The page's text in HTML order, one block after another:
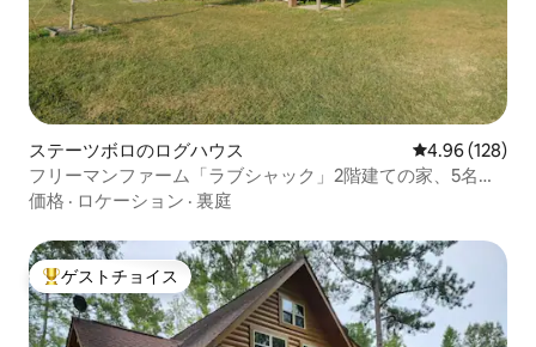
ステーツボロのログハウス レビュー128
4.96 (128)
フリーマンファーム「ラブシャック」2階建ての家、5名様
または1名様用。
価格 · ロケーション · 裏庭
大好評のゲストチョイスです。
ゲストチョイス